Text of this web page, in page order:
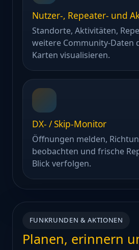
Nutzer-, Repeater- und
Standorte, Aktivitäten,
weitere Community-Daten
Karten visualisieren.
DX- / Skip-Monitor
Öffnungen melden,
beobachten und frische
Blick verfolgen.
FUNKRUNDEN & AKTIONEN
Planen, erinnern